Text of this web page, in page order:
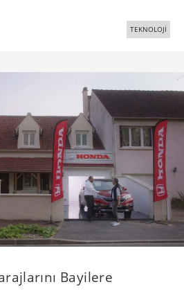
TEKNOLOJİ
Bayilere